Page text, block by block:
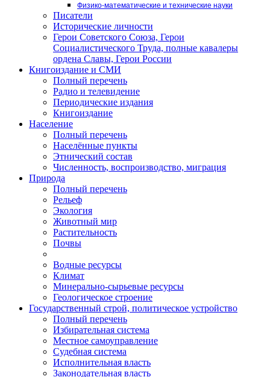
Физико-математические и технические науки
Писатели
Исторические личности
Герои Советского Союза, Герои
Социалистического Труда, полные кавалеры
ордена Славы, Герои России
Книгоиздание и СМИ
Полный перечень
Радио и телевидение
Периодические издания
Книгоиздание
Население
Полный перечень
Населённые пункты
Этнический состав
Численность, воспроизводство, миграция
Природа
Полный перечень
Рельеф
Экология
Животный мир
Растительность
Почвы
Водные ресурсы
Климат
Минерально-сырьевые ресурсы
Геологическое строение
Государственный строй, политическое устройство
Полный перечень
Избирательная система
Местное самоуправление
Судебная система
Исполнительная власть
Законодательная власть